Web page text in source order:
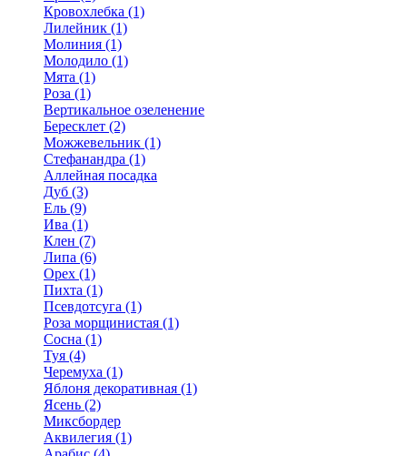
Кровохлебка (1)
Лилейник (1)
Молиния (1)
Молодило (1)
Мята (1)
Роза (1)
Вертикальное озеленение
Бересклет (2)
Можжевельник (1)
Стефанандра (1)
Аллейная посадка
Дуб (3)
Ель (9)
Ива (1)
Клен (7)
Липа (6)
Орех (1)
Пихта (1)
Псевдотсуга (1)
Роза морщинистая (1)
Сосна (1)
Туя (4)
Черемуха (1)
Яблоня декоративная (1)
Ясень (2)
Миксбордер
Аквилегия (1)